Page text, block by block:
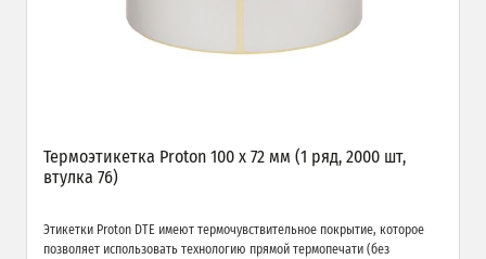
Термоэтикетка Proton 100 x 72 мм (1 ряд, 2000 шт,
втулка 76)
Этикетки Proton DTE имеют термочувствительное покрытие, которое
позволяет использовать технологию прямой термопечати (без